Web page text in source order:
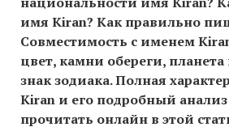
имя Kiran? Как правильно
Совместимость c именем
цвет, камни обереги,
знак зодиака. Полная
Kiran и его подробный
прочитать онлайн в этой